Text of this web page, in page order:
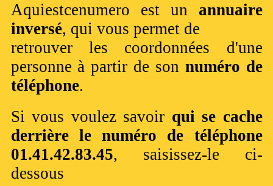
Aquiestcenumero est un annuaire
inversé, qui vous permet de
retrouver les coordonnées d'une
personne à partir de son numéro de
téléphone.
Si vous voulez savoir qui se cache
derrière le numéro de téléphone
01.41.42.83.45, saisissez-le ci-
dessous